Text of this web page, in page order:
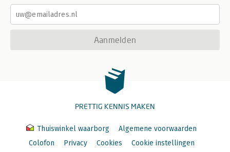
Aanmelden
PRETTIG KENNIS MAKEN
Thuiswinkel waarborg
Algemene voorwaarden
Colofon
Privacy Cookies Cookie instellingen